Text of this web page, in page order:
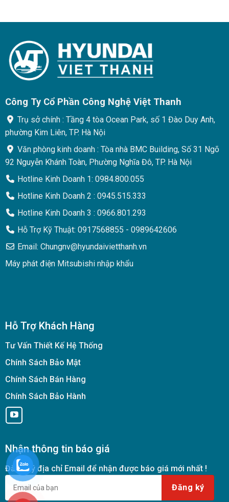
Công Ty Cổ Phần Công Nghệ Việt Thanh
Trụ sở chính : Tầng 4 tòa Ocean Park, số 1 Đào Duy Anh,
phường Kim Liên, TP. Hà Nội
Văn phòng kinh doanh : Tòa nhà BMC Building, Số 31 Ngõ
92 Nguyễn Khánh Toàn, Phường Nghĩa Đô, TP. Hà Nội
Hotline Kinh Doanh 1: 0984.800.055
Hotline Kinh Doanh 2 : 0945.515.333
Hotline Kinh Doanh 3 : 0966.801.293
Hỗ Trợ Kỹ Thuật: 0917568855 - 0989642606
Email: Chungnv@hyundaivietthanh.vn
Máy phát điện Mitsubishi nhập khẩu
Hỗ Trợ Khách Hàng
Tư Vấn Thiết Kế Hệ Thống
Chính Sách Bảo Mật
Chính Sách Bán Hàng
Chính Sách Bảo Hành
Nhận thông tin báo giá
Đăng ký địa chỉ Email để nhận được báo giá mới nhất !